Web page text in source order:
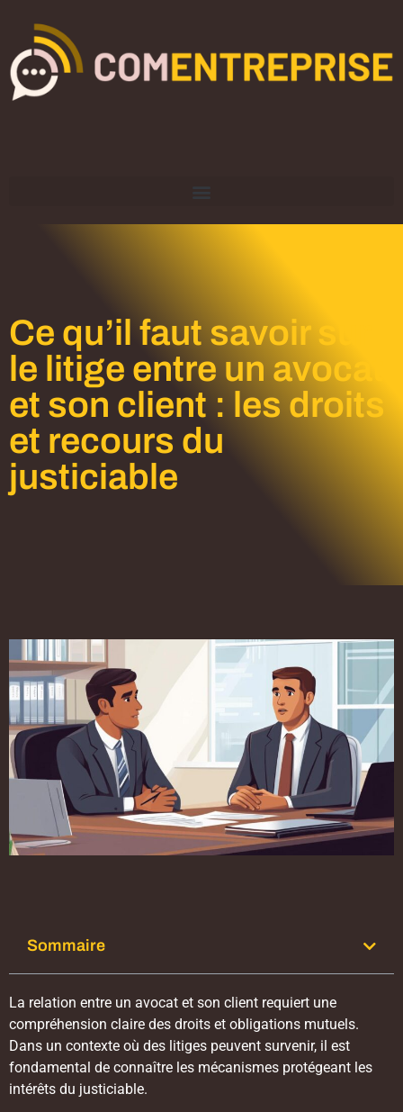
Ce qu’il faut savoir sur
le litige entre un avocat
et son client : les droits
et recours du
justiciable
Sommaire
La relation entre un avocat et son client requiert une
compréhension claire des droits et obligations mutuels.
Dans un contexte où des litiges peuvent survenir, il est
fondamental de connaître les mécanismes protégeant les
intérêts du justiciable.